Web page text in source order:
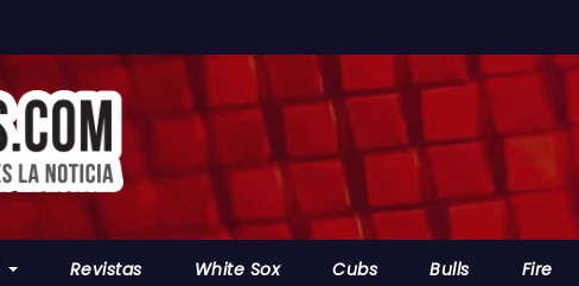
Revistas White Sox Cubs Bulls Fire